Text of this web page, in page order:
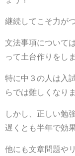
継続してこそ力が
文法事項について
って土台作りをしま
特に中３の人は入
らでは難しくなり
しかし、正しい勉
遅くとも半年で効
他にも文章問題や